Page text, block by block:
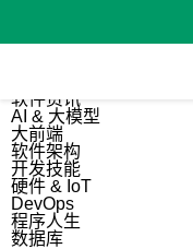
软件资讯
AI & 大模型
大前端
软件架构
开发技能
硬件 & IoT
DevOps
程序人生
数据库